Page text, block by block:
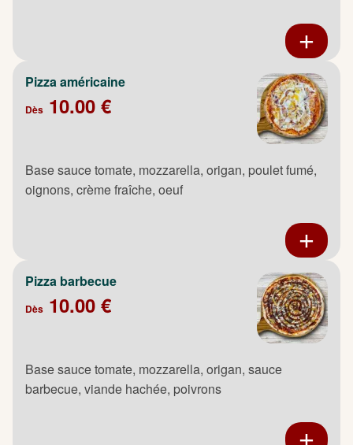
Pizza américaine
Dès 10.00 €
Base sauce tomate, mozzarella, origan, poulet fumé,
oignons, crème fraîche, oeuf
Pizza barbecue
Dès 10.00 €
Base sauce tomate, mozzarella, origan, sauce
barbecue, viande hachée, poivrons